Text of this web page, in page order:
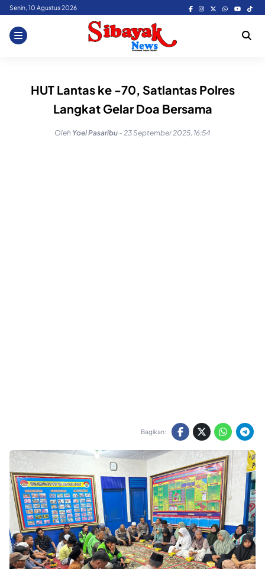
Skip
content
Senin, 10 Agustus 2026
HUT Lantas ke -70, Satlantas Polres
Langkat Gelar Doa Bersama
Oleh Yoel Pasaribu - 23 September 2025, 16:54
Bagikan: